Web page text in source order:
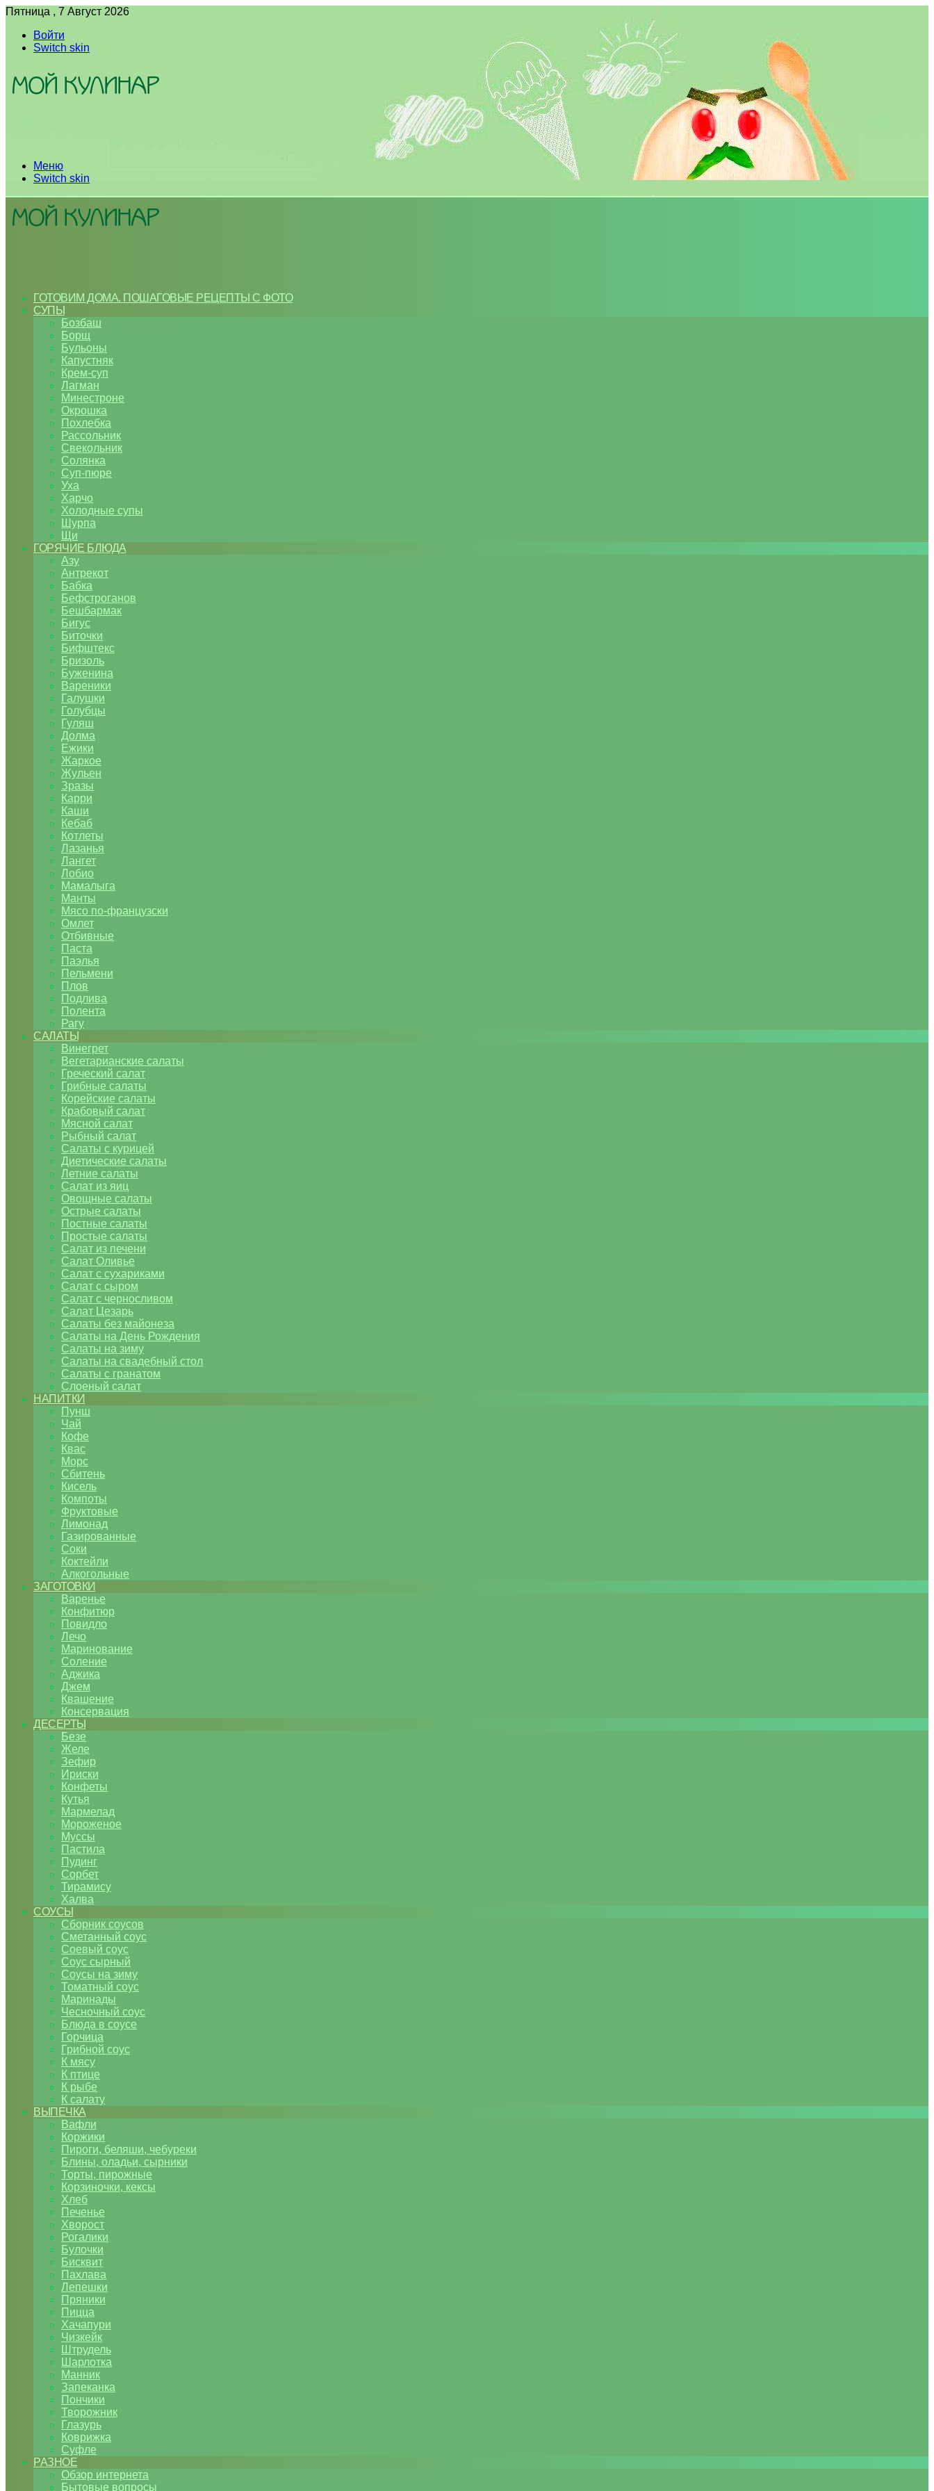
Пятница , 7 Август 2026
Войти
Switch skin
Меню
Switch skin
ГОТОВИМ ДОМА. ПОШАГОВЫЕ РЕЦЕПТЫ С ФОТО
СУПЫ
Бозбаш
Борщ
Бульоны
Капустняк
Крем-суп
Лагман
Минестроне
Окрошка
Похлебка
Рассольник
Свекольник
Солянка
Суп-пюре
Уха
Харчо
Холодные супы
Шурпа
Щи
ГОРЯЧИЕ БЛЮДА
Азу
Антрекот
Бабка
Бефстроганов
Бешбармак
Бигус
Биточки
Бифштекс
Бризоль
Буженина
Вареники
Галушки
Голубцы
Гуляш
Долма
Ежики
Жаркое
Жульен
Зразы
Карри
Каши
Кебаб
Котлеты
Лазанья
Лангет
Лобио
Мамалыга
Манты
Мясо по-французски
Омлет
Отбивные
Паста
Паэлья
Пельмени
Плов
Подлива
Полента
Рагу
САЛАТЫ
Винегрет
Вегетарианские салаты
Греческий салат
Грибные салаты
Корейские салаты
Крабовый салат
Мясной салат
Рыбный салат
Салаты с курицей
Диетические салаты
Летние салаты
Салат из яиц
Овощные салаты
Острые салаты
Постные салаты
Простые салаты
Салат из печени
Салат Оливье
Салат с сухариками
Салат с сыром
Салат с черносливом
Салат Цезарь
Салаты без майонеза
Салаты на День Рождения
Салаты на зиму
Салаты на свадебный стол
Салаты с гранатом
Слоеный салат
НАПИТКИ
Пунш
Чай
Кофе
Квас
Морс
Сбитень
Кисель
Компоты
Фруктовые
Лимонад
Газированные
Соки
Коктейли
Алкогольные
ЗАГОТОВКИ
Варенье
Конфитюр
Повидло
Лечо
Маринование
Соление
Аджика
Джем
Квашение
Консервация
ДЕСЕРТЫ
Безе
Желе
Зефир
Ириски
Конфеты
Кутья
Мармелад
Мороженое
Муссы
Пастила
Пудинг
Сорбет
Тирамису
Халва
СОУСЫ
Сборник соусов
Сметанный соус
Соевый соус
Соус сырный
Соусы на зиму
Томатный соус
Маринады
Чесночный соус
Блюда в соусе
Горчица
Грибной соус
К мясу
К птице
К рыбе
К салату
ВЫПЕЧКА
Вафли
Коржики
Пироги, беляши, чебуреки
Блины, оладьи, сырники
Торты, пирожные
Корзиночки, кексы
Хлеб
Печенье
Хворост
Рогалики
Булочки
Бисквит
Пахлава
Лепешки
Пряники
Пицца
Хачапури
Чизкейк
Штрудель
Шарлотка
Манник
Запеканка
Пончики
Творожник
Глазурь
Коврижка
Суфле
РАЗНОЕ
Обзор интернета
Бытовые вопросы